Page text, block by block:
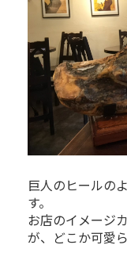
巨人のヒールの
す。
お店のイメージ
が、どこか可愛